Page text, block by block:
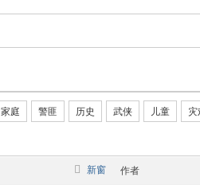
家庭 警匪 历史 武侠 儿童 灾
新窗 作者